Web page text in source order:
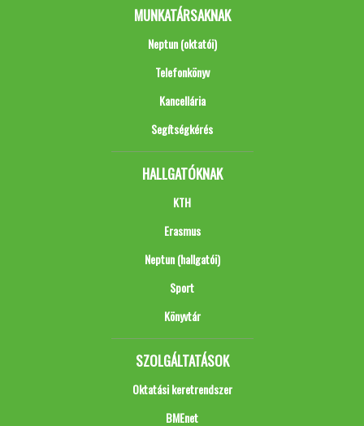
MUNKATÁRSAKNAK
Neptun (oktatói)
Telefonkönyv
Kancellária
Segítségkérés
HALLGATÓKNAK
KTH
Erasmus
Neptun (hallgatói)
Sport
Könyvtár
SZOLGÁLTATÁSOK
Oktatási keretrendszer
BMEnet